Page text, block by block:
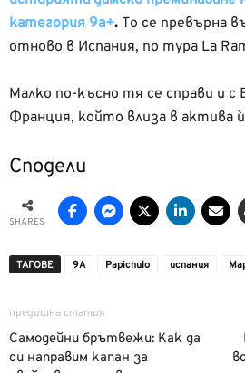
категория 9а+. То се превърна
отново в Испания, по тура La
Малко по-късно тя се справи и с
Франция, който влиза в актива
Сподели
SHARES
ТАГОВЕ 9А Papichulo испания
предишна статия
Самодейни брътвежи: Как да
си направим капан за